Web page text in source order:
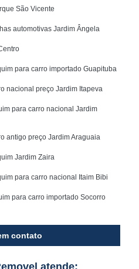
São Vicente
automotivas Jardim Ângela
para carro importado Guapituba
nacional preço Jardim Itapeva
para carro nacional Jardim
antigo preço Jardim Araguaia
Jardim Zaira
para carro nacional Itaim Bibi
para carro importado Socorro
contato
atende: